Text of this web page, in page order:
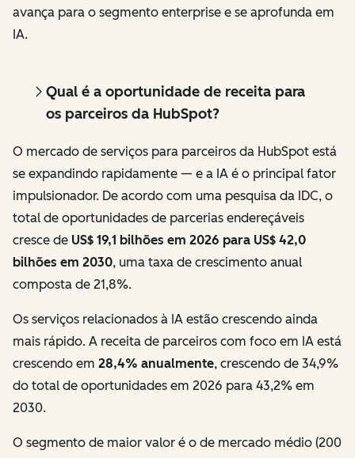
avança para o segmento enterprise e se aprofunda em
IA.
Qual é a oportunidade de receita para
os parceiros da HubSpot?
O mercado de serviços para parceiros da HubSpot está
se expandindo rapidamente — e a IA é o principal fator
impulsionador. De acordo com uma pesquisa da IDC, o
total de oportunidades de parcerias endereçáveis
cresce de US$ 19,1 bilhões em 2026 para US$ 42,0
bilhões em 2030, uma taxa de crescimento anual
composta de 21,8%.
Os serviços relacionados à IA estão crescendo ainda
mais rápido. A receita de parceiros com foco em IA está
crescendo em 28,4% anualmente, crescendo de 34,9%
do total de oportunidades em 2026 para 43,2% em
2030.
O segmento de maior valor é o de mercado médio (200